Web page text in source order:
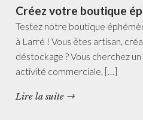
Créez votre boutique
Testez notre boutique
à Larré ! Vous êtes artisan,
déstockage ? Vous cherchez
activité commerciale, […]
Lire la suite